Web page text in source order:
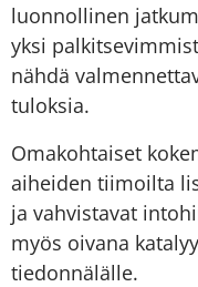
luonnollinen
yksi
nähdä
tuloksia.
Omakohtaiset
aiheiden tiimoilta
ja vahvistavat
myös oivana
tiedonnälälle.